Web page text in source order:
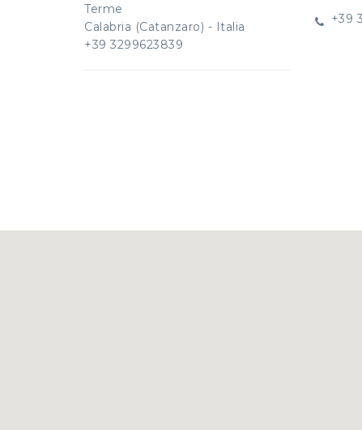
Terme
Calabria (Catanzaro) - Italia
+39 3299623839
+39